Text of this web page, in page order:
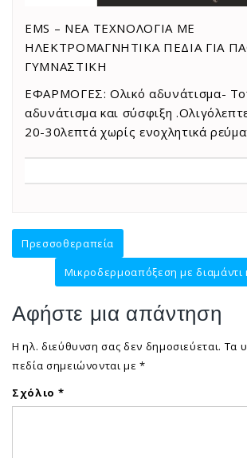
EMS – ΝΕΑ ΤΕΧΝΟΛΟΓΙΑ ΜΕ
ΗΛΕΚΤΡΟΜΑΓΝΗΤΙΚΑ ΠΕΔΙΑ ΓΙΑ
ΓΥΜΝΑΣΤΙΚΗ
ΕΦΑΡΜΟΓΕΣ: Ολικό αδυνάτισμα-
αδυνάτισμα και σύσφιξη
20-30λεπτά χωρίς ενοχλητικά
Πλοήγηση
άρθρων
Πρεσσοθεραπεία
Μικροδερμοαπόξεση με διαμάντι
Αφήστε μια απάντηση
Η ηλ. διεύθυνση σας δεν δημοσιεύεται. Τα
πεδία σημειώνονται με*
Σχόλιο *